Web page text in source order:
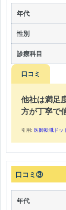
年代
性別
診療科目
口コミ
他社は満足
方が丁寧で
引用:医師転職ドッ
口コミ③
年代